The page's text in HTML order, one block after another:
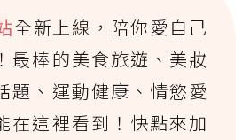
全新上線，陪你愛自己
最棒的美食旅遊、美妝
題、運動健康、情慾愛
在這裡看到！快點來加